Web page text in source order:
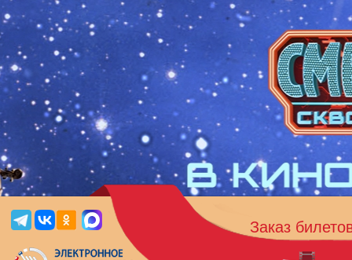
Заказ